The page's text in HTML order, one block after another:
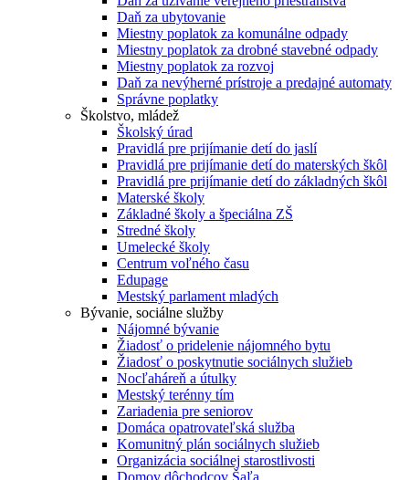
Daň za ubytovanie
Miestny poplatok za komunálne odpady
Miestny poplatok za drobné stavebné odpady
Miestny poplatok za rozvoj
Daň za nevýherné prístroje a predajné automaty
Správne poplatky
Školstvo, mládež
Školský úrad
Pravidlá pre prijímanie detí do jaslí
Pravidlá pre prijímanie detí do materských škôl
Pravidlá pre prijímanie detí do základných škôl
Materské školy
Základné školy a špeciálna ZŠ
Stredné školy
Umelecké školy
Centrum voľného času
Edupage
Mestský parlament mladých
Bývanie, sociálne služby
Nájomné bývanie
Žiadosť o pridelenie nájomného bytu
Žiadosť o poskytnutie sociálnych služieb
Nocľaháreň a útulky
Mestský terénny tím
Zariadenia pre seniorov
Domáca opatrovateľská služba
Komunitný plán sociálnych služieb
Organizácia sociálnej starostlivosti
Domov dôchodcov Šaľa